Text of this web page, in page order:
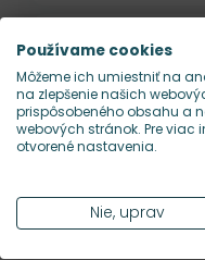
Šírka rastliny
Habitus rastliny
Používame cookies
Môžeme ich umiestniť na
na zlepšenie našich
prispôsobeného obsahu a
webových stránok. Pre
otvorené nastavenia.
Nie, uprav